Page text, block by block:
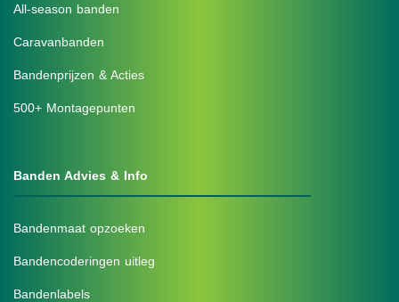
All-season banden
Caravanbanden
Bandenprijzen & Acties
500+ Montagepunten
Banden Advies & Info
Bandenmaat opzoeken
Bandencoderingen uitleg
Bandenlabels